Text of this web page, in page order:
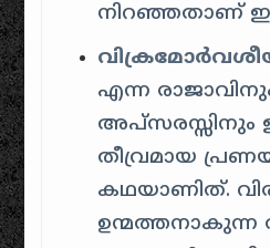
നിറഞ്ഞതാണ്
എന്ന
അപ്സരസ്സിനും
തീവ്രമായ
കഥയാണിത്.
ഉന്മത്തനാകുന്ന